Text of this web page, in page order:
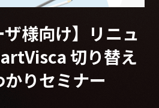
様向け】 リニュ
切り替え
りセミナー